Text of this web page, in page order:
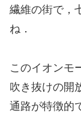
繊維の街で，
ね．
このイオンモ
吹き抜けの開
通路が特徴的